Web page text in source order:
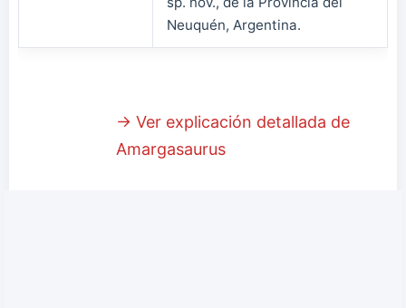
Neuquén, Argentina.
→ Ver explicación detallada de
Amargasaurus